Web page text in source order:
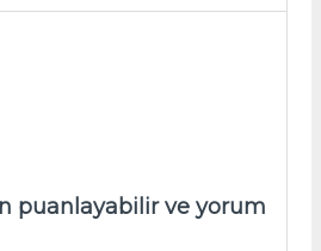
puanlayabilir ve yorum